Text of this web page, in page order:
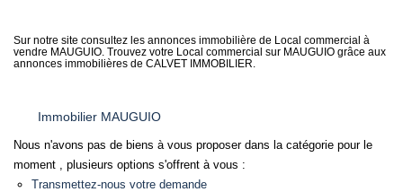
Sur notre site consultez les annonces immobilière de Local commercial à
vendre MAUGUIO. Trouvez votre Local commercial sur MAUGUIO grâce aux
annonces immobilières de CALVET IMMOBILIER.
Immobilier MAUGUIO
Nous n'avons pas de biens à vous proposer dans la catégorie pour le
moment , plusieurs options s'offrent à vous :
Transmettez-nous votre demande